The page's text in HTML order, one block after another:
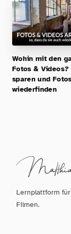
Wohin mit den
Fotos &
sparen und Fotos
wiederfinden
Lernplattform
Filmen.